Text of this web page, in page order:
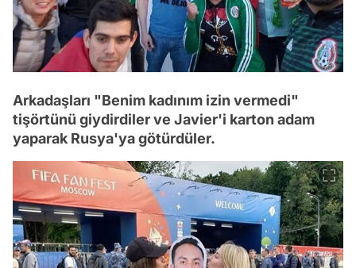
Arkadaşları "Benim kadınım izin vermedi"
tişörtünü giydirdiler ve Javier'i karton adam
yaparak Rusya'ya götürdüler.